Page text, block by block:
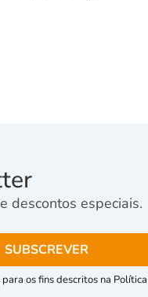
descontos especiais.
os fins descritos na